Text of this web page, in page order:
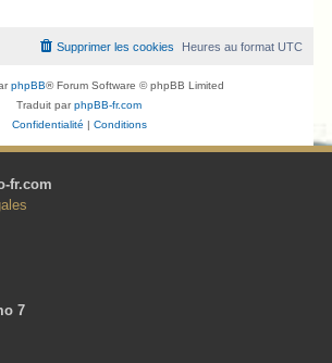
Heures au formatUTC
Supprimer les cookies
phpBB® Forum Software © phpBB Limited
Traduit parphpBB-fr.com
Confidentialité | Conditions
fr.com
7